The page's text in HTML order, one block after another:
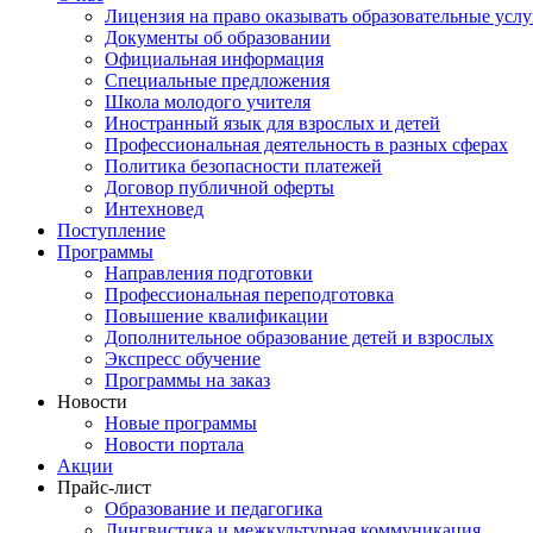
Лицензия на право оказывать образовательные
Документы об образовании
Официальная информация
Специальные предложения
Школа молодого учителя
Иностранный язык для взрослых и детей
Профессиональная деятельность в разных сферах
Политика безопасности платежей
Договор публичной оферты
Интехновед
Поступление
Программы
Направления подготовки
Профессиональная переподготовка
Повышение квалификации
Дополнительное образование детей и взрослых
Экспресс обучение
Программы на заказ
Новости
Новые программы
Новости портала
Акции
Прайс-лист
Образование и педагогика